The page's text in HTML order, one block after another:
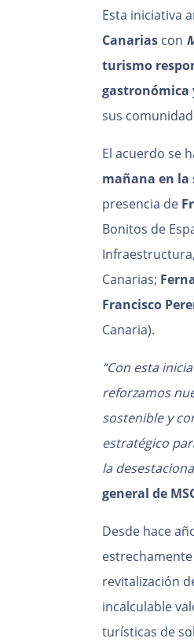
Esta iniciativa
Canarias con
turismo
gastronómica
sus
El acuerdo se
mañana en la
presencia de
Bonitos de
Canarias;
Francisco
Canaria).
“Con esta
reforzamos
sostenible y
estratégico
la
general de
Desde hace
revitalización
incalculable
turísticas de